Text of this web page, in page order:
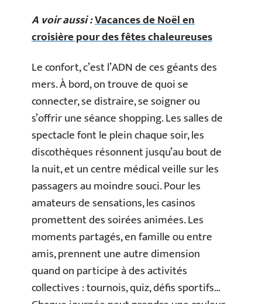
A voir aussi :Vacances de Noël en
croisière pour des fêtes chaleureuses
Le confort, c’est l’ADN de ces géants des
mers. À bord, on trouve de quoi se
connecter, se distraire, se soigner ou
s’offrir une séance shopping. Les salles de
spectacle font le plein chaque soir, les
discothèques résonnent jusqu’au bout de
la nuit, et un centre médical veille sur les
passagers au moindre souci. Pour les
amateurs de sensations, les casinos
promettent des soirées animées. Les
moments partagés, en famille ou entre
amis, prennent une autre dimension
quand on participe à des activités
collectives : tournois, quiz, défis sportifs…